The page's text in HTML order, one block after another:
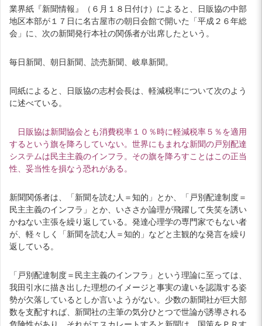
業界紙『新聞情報』（６月１８日付け）によると、日販協の中部
地区本部が１７日に名古屋市の朝日会館で開いた「平成２６年総
会」に、次の新聞発行本社の関係者が出席したという。
毎日新聞、朝日新聞、読売新聞、岐阜新聞。
同紙によると、日販協の志村会長は、軽減税率について次のよう
に述べている。
日販協は新聞協会とも消費税率１０％時に軽減税率５％を適用
するという旗を降ろしていない。世界にもまれな新聞の戸別配達
システムは民主主義のインフラ。その旗を降ろすことはこの正当
性、妥当性を損なう恐れがある。
新聞関係者は、「新聞を読む人＝知的」とか、「戸別配達制度＝
民主主義のインフラ」とか、いささか論理が飛躍して失笑を誘い
かねない主張を繰り返している。発達心理学の専門家でもない者
が、軽々しく「新聞を読む人＝知的」などと主観的な発言を繰り
返している。
「戸別配達制度＝民主主義のインフラ」という理論に至っては、
我田引水に描き出した理想のイメージと事実の違いを認識する姿
勢が欠落しているとしか言いようがない。少数の新聞社が巨大部
数を支配すれば、新聞社の主筆の気分ひとつで世論が誘導される